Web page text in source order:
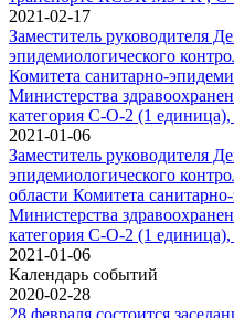
2021-02-17
Заместитель руководителя
эпидемиологического
Комитета санитарно-
Министерства
категория С-О-2 (1
2021-01-06
Заместитель руководителя
эпидемиологического
области Комитета
Министерства
категория С-О-2 (1
2021-01-06
Календарь событий
2020-02-28
28 февраля состоится